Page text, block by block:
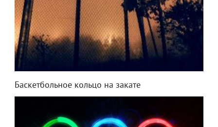
Баскетбольное кольцо на закате